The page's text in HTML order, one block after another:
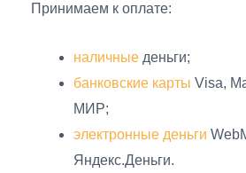
Принимаем к оплате:
наличные деньги;
банковские карты Visa,
МИР;
электронные деньги
Яндекс.Деньги.